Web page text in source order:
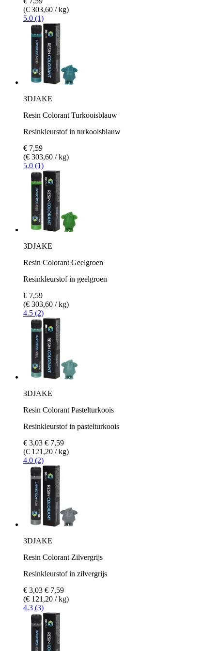
(€ 303,60 / kg)
5.0 (1)
3DJAKE
Resin Colorant Turkooisblauw
Resinkleurstof in turkooisblauw
€ 7,59
(€ 303,60 / kg)
5.0 (1)
3DJAKE
Resin Colorant Geelgroen
Resinkleurstof in geelgroen
€ 7,59
(€ 303,60 / kg)
4.5 (2)
3DJAKE
Resin Colorant Pastelturkoois
Resinkleurstof in pastelturkoois
€ 3,03 € 7,59
(€ 121,20 / kg)
4.0 (2)
3DJAKE
Resin Colorant Zilvergrijs
Resinkleurstof in zilvergrijs
€ 3,03 € 7,59
(€ 121,20 / kg)
4.3 (3)